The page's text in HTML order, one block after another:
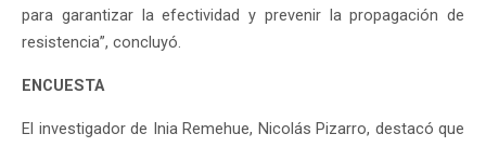
para garantizar la efectividad y prevenir la propagación de
resistencia”, concluyó.
ENCUESTA
El investigador de Inia Remehue, Nicolás Pizarro, destacó que